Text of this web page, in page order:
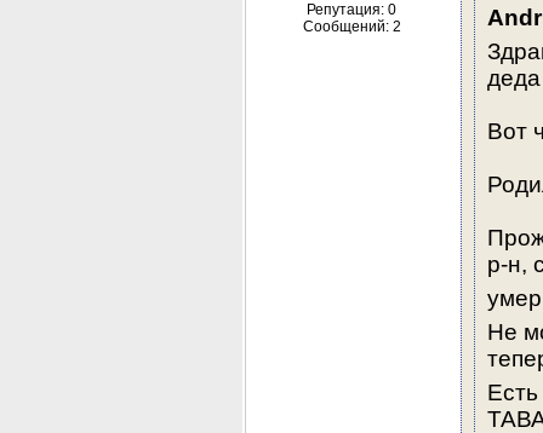
Репутация: 0
Сообщений: 2
деда
Вот
р-н,
Не